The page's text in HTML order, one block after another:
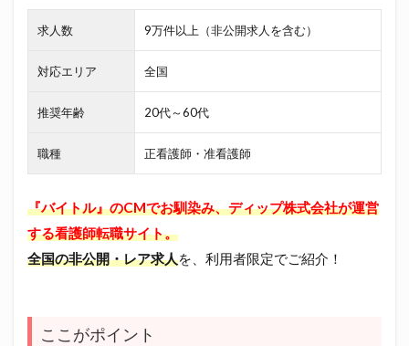
求人数 9万件以上（非公開求人を含む）
対応エリア 全国
推奨年齢 20代～60代
職種 正看護師・准看護師
『バイトル』のCMでお馴染み、ディップ株式会社が運営
する看護師転職サイト。
全国の非公開・レア求人を、利用者限定でご紹介！
ここがポイント